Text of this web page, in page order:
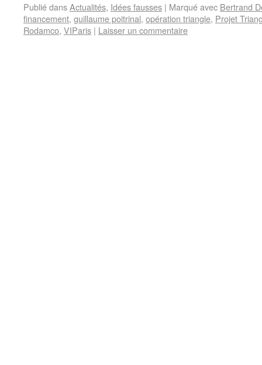
Publié dansActualités, Idées fausses | Marqué avec Bertrand
financement, guillaume poitrinal, opération triangle, Projet
Rodamco, VIParis | Laisser un commentaire